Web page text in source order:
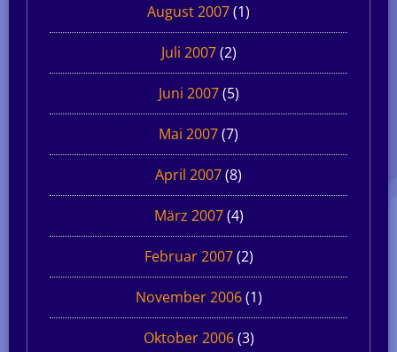
August 2007(1)
Juli 2007(2)
Juni 2007(5)
Mai 2007(7)
April 2007(8)
März 2007(4)
Februar 2007(2)
November 2006(1)
Oktober 2006(3)